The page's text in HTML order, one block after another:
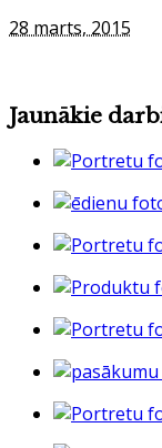
28 marts, 2015
Jaunākie